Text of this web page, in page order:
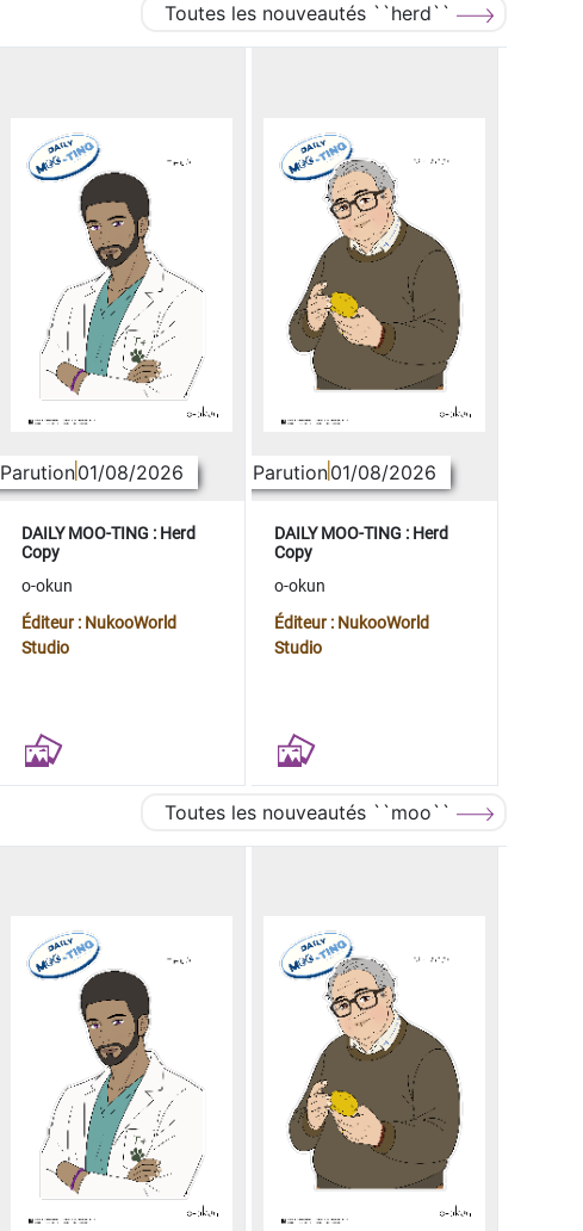
Toutes les nouveautés ``herd``
Parution01/08/2026
DAILY MOO-TING : Herd
Copy
o-okun
Éditeur : NukooWorld
Studio
Parution01/08/2026
DAILY MOO-TING : Herd
Copy
o-okun
Éditeur : NukooWorld
Studio
Toutes les nouveautés ``moo``